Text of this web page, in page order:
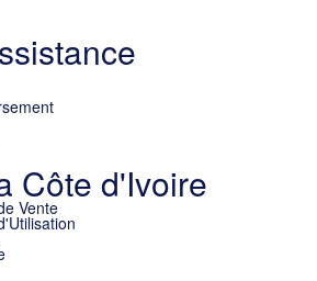
Côte d'Ivoire
Vente